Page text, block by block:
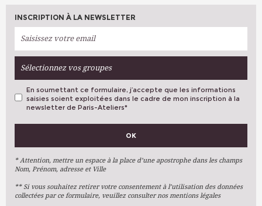
INSCRIPTION À LA NEWSLETTER
Sélectionnez vos groupes
VOS PRÉFÉRENCES
Arts Plastiques
Arts Du Texte
Arts Numériques
En soumettant ce formulaire, j’accepte que les informations
saisies soient exploitées dans le cadre de mon inscription à la
newsletter de Paris-Ateliers*
OK
* Attention, mettre un espace à la place d’une apostrophe dans les champs
Nom, Prénom, adresse et Ville
** Si vous souhaitez retirer votre consentement à l’utilisation des données
collectées par ce formulaire, veuillez consulter nos mentions légales